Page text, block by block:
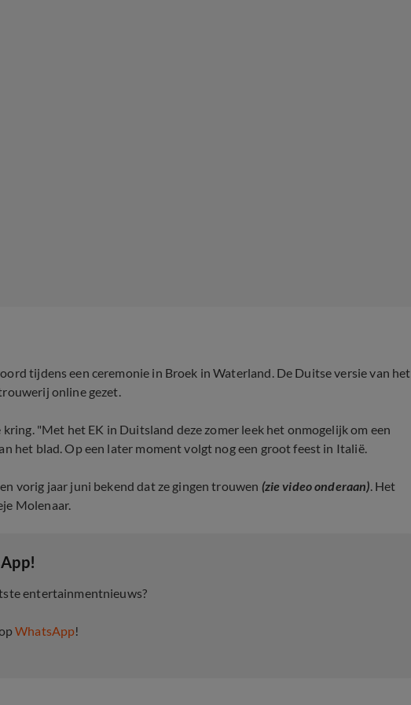
tijdens een ceremonie in Broek in Waterland. De Duitse versie van het
online gezet.
"Met het EK in Duitsland deze zomer leek het onmogelijk om een
het blad. Op een later moment volgt nog een groot feest in Italië.
vorig jaar juni bekend dat ze gingen trouwen (zie video onderaan). Het
Molenaar.
entertainmentnieuws?
WhatsApp!